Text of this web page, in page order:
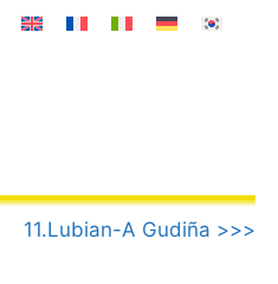
11.Lubian-A Gudiña >>>